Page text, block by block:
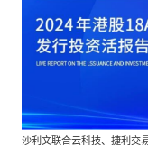
科技、媒体和通
地产与物业
中国管理团队
表现与影响
沙利文联合云科技、捷利交